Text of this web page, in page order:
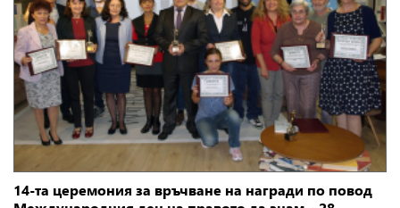
14-та церемония за връчване на награди по повод